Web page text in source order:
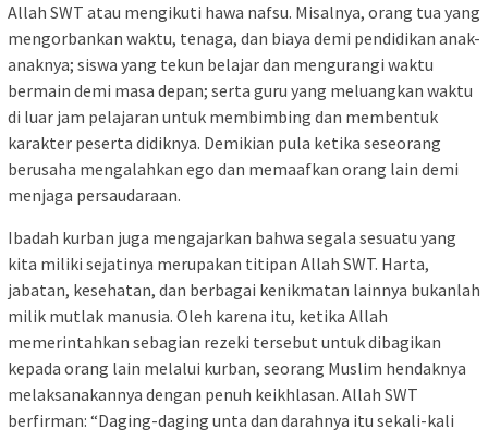
Allah SWT atau mengikuti hawa nafsu. Misalnya, orang tua yang
mengorbankan waktu, tenaga, dan biaya demi pendidikan anak-
anaknya; siswa yang tekun belajar dan mengurangi waktu
bermain demi masa depan; serta guru yang meluangkan waktu
di luar jam pelajaran untuk membimbing dan membentuk
karakter peserta didiknya. Demikian pula ketika seseorang
berusaha mengalahkan ego dan memaafkan orang lain demi
menjaga persaudaraan.
Ibadah kurban juga mengajarkan bahwa segala sesuatu yang
kita miliki sejatinya merupakan titipan Allah SWT. Harta,
jabatan, kesehatan, dan berbagai kenikmatan lainnya bukanlah
milik mutlak manusia. Oleh karena itu, ketika Allah
memerintahkan sebagian rezeki tersebut untuk dibagikan
kepada orang lain melalui kurban, seorang Muslim hendaknya
melaksanakannya dengan penuh keikhlasan. Allah SWT
berfirman: “Daging-daging unta dan darahnya itu sekali-kali